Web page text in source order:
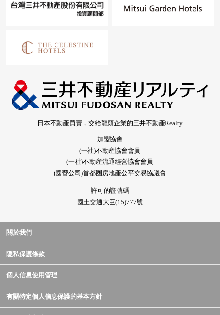
日本不動產買賣，交給龍頭企業的三井不動產Realty
加盟協會
(一社)不動産協會會員
(一社)不動産流通經營協會會員
(國營公司)首都圈房地產公平交易協議會
許可的證號碼
國土交通大臣(15)777號
關於我們
隱私保護條款
個人信息使用管理
有關特定個人信息保護的基本方針